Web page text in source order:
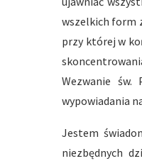
wszelkich form
przy której w
Wezwanie
wypowiadania
Jestem
niezbędnych